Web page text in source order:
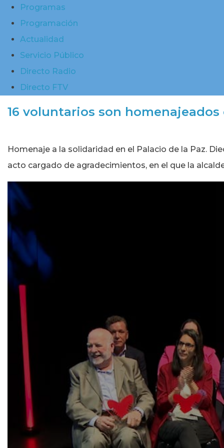
Programas
Programación
Actualidad
Servicio Público
Directo Radio
Directo FTV
16 voluntarios son homenajeados
Homenaje a la solidaridad en el Palacio de la Paz.
acto cargado de agradecimientos, en el que la